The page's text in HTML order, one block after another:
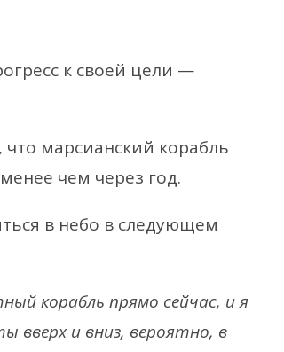
к своей цели —
что марсианский корабль
чем через год.
в небо в следующем
корабль прямо сейчас, и я
вверх и вниз, вероятно, в